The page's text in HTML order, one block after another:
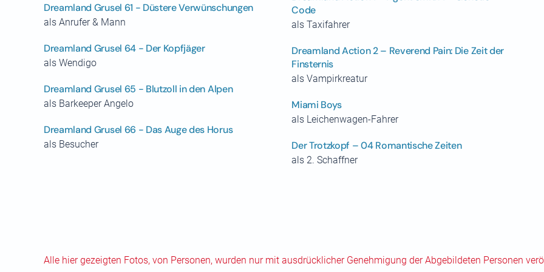
Dreamland Grusel 61 - Düstere Verwünschungen
als Anrufer & Mann
Dreamland Grusel 64 - Der Kopfjäger
als Wendigo
Dreamland Grusel 65 - Blutzoll in den Alpen
als Barkeeper Angelo
Dreamland Grusel 66 - Das Auge des Horus
als Besucher
Code
als Taxifahrer
Dreamland Action 2 – Reverend Pain: Die Zeit der
Finsternis
als Vampirkreatur
Miami Boys
als Leichenwagen-Fahrer
Der Trotzkopf – 04 Romantische Zeiten
als 2. Schaffner
Alle hier gezeigten Fotos, von Personen, wurden nur mit ausdrücklicher Genehmigung der Abgebildeten Personen